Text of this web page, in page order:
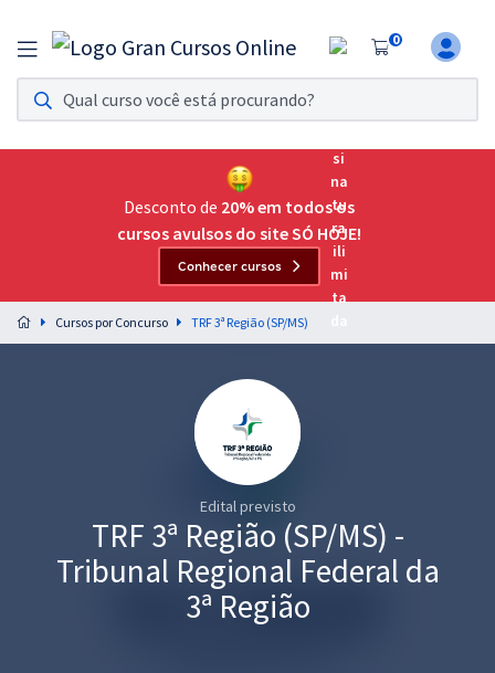
0
Assinatura Ilimitada 11
Acesso a todos os cursos. Teste grátis por 7 dias!
Assinatura OAB Até Passar
Acesso ilimitado a toda preparação para o Exame da
Preparação completa e intensiva para as principais
residências em saúde do Brasil
Graduação
Desconto de 20% em todos os
cursos avulsos do site SÓ HOJE!
Conhecer cursos
Cursos por Concurso TRF 3ª Região (SP/MS)
Edital previsto
TRF 3ª Região (SP/MS) -
Tribunal Regional Federal da
3ª Região